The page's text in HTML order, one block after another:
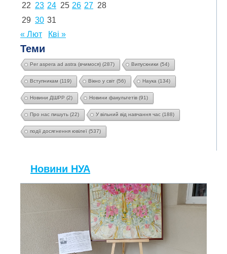
22 23 24 25 26 27 28
29 30 31
« Лют
Кві »
Теми
Per aspera ad astra (вчимося) (287) Випускники (54)
Вступникам (119) Вікно у світ (56) Наука (134)
Новини ДШРР (2) Новини факультетів (91)
Про нас пишуть (22) У вільний від навчання час (188)
події досягнення ювілеї (537)
Новини НУА